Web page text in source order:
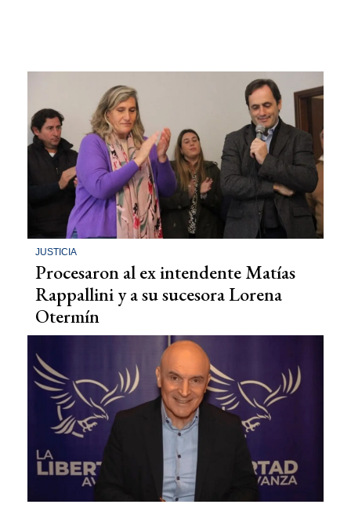
JUSTICIA
Procesaron al ex intendente Matías
Rappallini y a su sucesora Lorena
Otermín